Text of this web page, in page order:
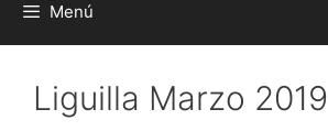
Menú
Liguilla Marzo 2019